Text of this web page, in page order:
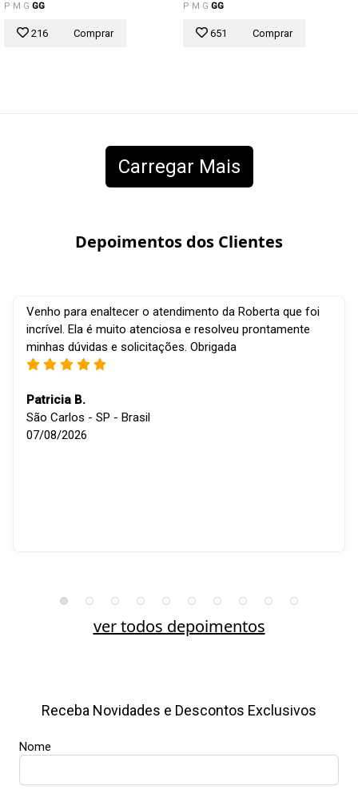
P M G GG
216 Comprar
P M G GG
651 Comprar
Carregar Mais
Depoimentos dos Clientes
Venho para enaltecer o atendimento da Roberta que foi
incrível. Ela é muito atenciosa e resolveu prontamente
minhas dúvidas e solicitações. Obrigada
Patricia B.
São Carlos - SP - Brasil
07/08/2026
ver todos depoimentos
Receba Novidades e Descontos Exclusivos
Nome